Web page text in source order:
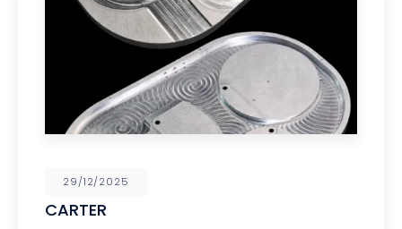
29/12/2025
CARTER